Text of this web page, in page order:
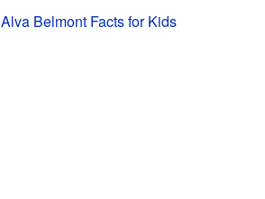
Alva Belmont Facts for Kids